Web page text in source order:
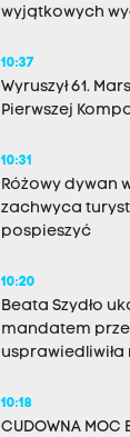
wyjątkowych
10:37
Wyruszył 61.
Pierwszej
10:31
Różowy dywan
zachwyca
pospieszyć
10:20
Beata Szydło
mandatem
10:18
CUDOWNA MOC